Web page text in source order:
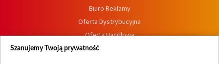
Biuro Reklamy
Oferta Dystrybucyjna
Oferta Handlowa
Dostępność
Szanujemy Twoją prywatność